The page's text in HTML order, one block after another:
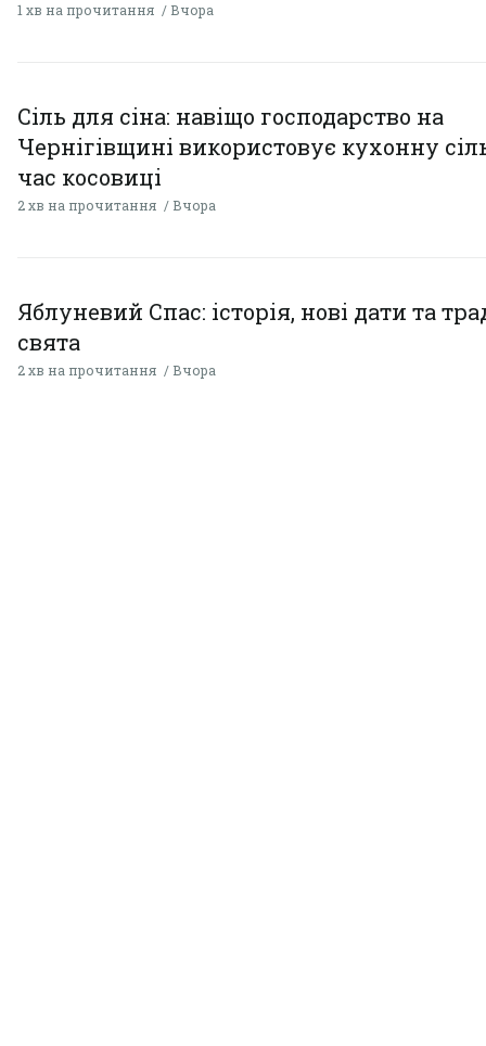
1 хв на прочитання Вчора
Сіль для сіна: навіщо господарство на
Чернігівщині використовує кухонну
час косовиці
2 хв на прочитання Вчора
Яблуневий Спас: історія, нові дати та
свята
2 хв на прочитання Вчора